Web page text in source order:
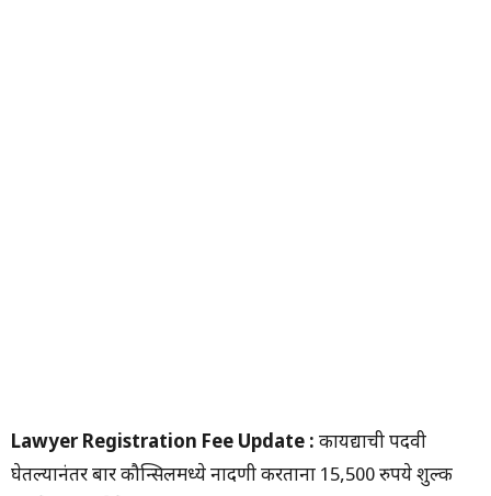
Lawyer Registration Fee Update : कायद्याची पदवी
घेतल्यानंतर बार कौन्सिलमध्ये नोंदणी करताना 15,500 रुपये शुल्क